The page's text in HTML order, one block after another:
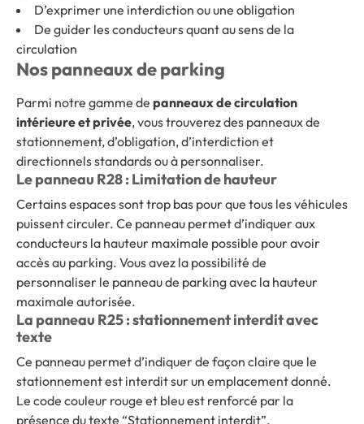
D’exprimer une interdiction ou une obligation
De guider les conducteurs quant au sens de la
circulation
Nos panneaux de parking
Parmi notre gamme de panneaux de circulation
intérieure et privée, vous trouverez des panneaux de
stationnement, d’obligation, d’interdiction et
directionnels standards ou à personnaliser.
Le panneau R28 : Limitation de hauteur
Certains espaces sont trop bas pour que tous les véhicules
puissent circuler. Ce panneau permet d’indiquer aux
conducteurs la hauteur maximale possible pour avoir
accès au parking. Vous avez la possibilité de
personnaliser le panneau de parking avec la hauteur
maximale autorisée.
La panneau R25 : stationnement interdit avec
texte
Ce panneau permet d’indiquer de façon claire que le
stationnement est interdit sur un emplacement donné.
Le code couleur rouge et bleu est renforcé par la
présence du texte “Stationnement interdit”.